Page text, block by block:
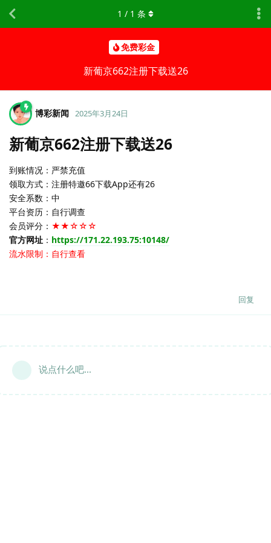
免费彩金
新葡京662注册下载送26
1 / 1 条
博彩新闻 2025年3月24日
新葡京662注册下载送26
到账情况：严禁充值
领取方式：注册特邀66下载App还有26
安全系数：中
平台资历：自行调查
会员评分： ★★☆☆☆
官方网址 ： https://171.22.193.75:10148/
流水限制：自行查看
回复
说点什么吧...